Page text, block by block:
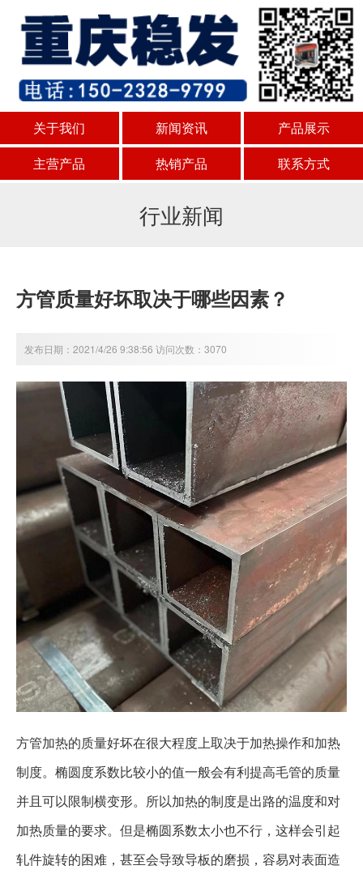
关于我们 新闻资讯
产品展示
主营产品
热销产品 联系方式
行业新闻
方管质量好坏取决于哪些因素？
发布日期：2021/4/26 9:38:56 访问次数：3070
方管加热的质量好坏在很大程度上取决于加热操作和加热
制度。椭圆度系数比较小的值一般会有利提高毛管的质量
并且可以限制横变形。所以加热的制度是出路的温度和对
加热质量的要求。但是椭圆系数太小也不行，这样会引起
轧件旋转的困难，甚至会导致导板的磨损，容易对表面造